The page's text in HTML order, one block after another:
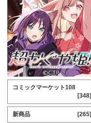
コミックマーケット108
[348]
新商品 [265]